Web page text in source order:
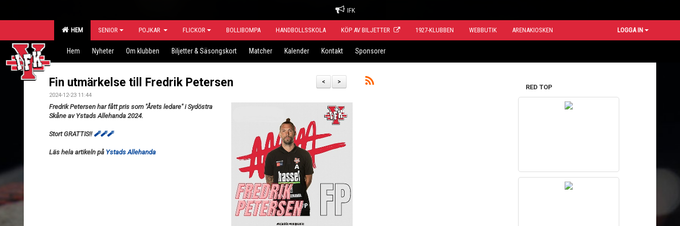
IFK
HEM SENIOR POJKAR FLICKOR BOLLIBOMPA HANDBOLLSSKOLA KÖP AV BILJETTER 1927-KLUBBEN WEBBUTIK ARENAKIOSKEN LOGGA IN
Hem Nyheter Om klubben Biljetter & Säsongskort Matcher Kalender Kontakt Sponsorer
>
<
Fin utmärkelse till Fredrik Petersen
2024-12-23 11:44
Fredrik Petersen har fått pris som "Årets ledare" i Sydöstra
Skåne av Ystads Allehanda 2024.
Stort GRATTIS!! 🧨🧨🧨
Läs hela artikeln på Ystads Allehanda
RED TOP